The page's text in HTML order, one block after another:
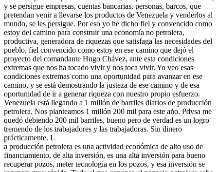
y se persigue empresas, cuentas bancarias, personas, barcos, que
pretendan venir a llevarse los productos de Venezuela y venderlos al
mundo, se les persigue. Por eso yo he dicho fiel y convencido como
estoy del camino para construir una economía no petrolera,
productiva, generadora de riquezas que satisfaga las necesidades del
pueblo, fiel convencido como estoy en ese camino que dejó el
proyecto del comandante Hugo Chávez, ante esta condiciones
extremas que nos ha tocado vivir y nos toca vivir. Yo veo esas
condiciones extremas como una oportunidad para avanzar en ese
camino, y se está demostrando la justeza de ese camino y de esa
oportunidad de ir a generar riqueza con nuestro propio esfuerzo.
Venezuela está llegando a 1 millón de barriles diarios de producción
petrolera. Nos planteamos 1 millón 200 mil para este año. Pdvsa me
quedó debiendo 200 mil barriles, bueno pero de verdad es un logro
tremendo de los trabajadores y las trabajadoras. Sin dinero
prácticamente. L
a producción petrolera es una actividad económica de alto uso de
financiamiento, de alta inversión, es una alta inversión para bueno
recuperar pozos, meter tecnología en los pozos, y esa inversión se